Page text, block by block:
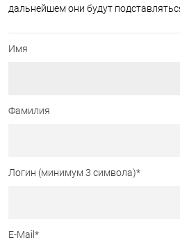
дальнейшем они будут
Имя
Фамилия
Логин (минимум 3 символа)*
E-Mail *